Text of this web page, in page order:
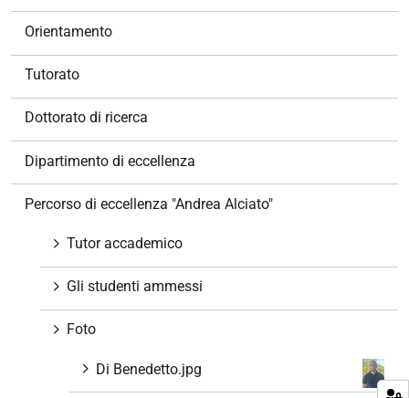
Orientamento
Tutorato
Dottorato di ricerca
Dipartimento di eccellenza
Percorso di eccellenza "Andrea Alciato"
Tutor accademico
Gli studenti ammessi
Foto
Di Benedetto.jpg